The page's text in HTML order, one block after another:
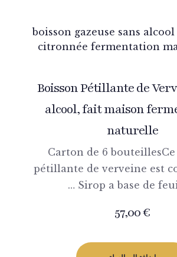
Boisson Pétillante de
alcool, fait maison
naturelle
Carton de 6
pétillante de verveine
Sirop a base de
57,00